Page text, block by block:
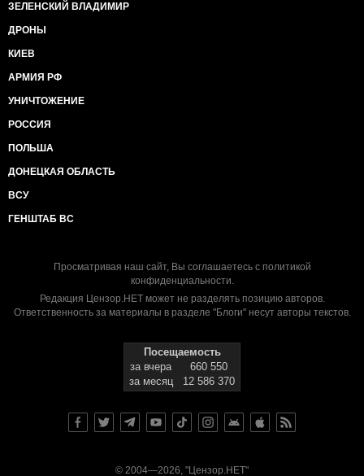
ЗЕЛЕНСКИЙ ВЛАДИМИР
ДРОНЫ
КИЕВ
АРМИЯ РФ
УНИЧТОЖЕНИЕ
РОССИЯ
ПОЛЬША
ДОНЕЦКАЯ ОБЛАСТЬ
ВСУ
ГЕНШТАБ ВС
Просматривая наш сайт, Вы соглашаетесь с политикой
конфиденциальности.
Редакция Цензор.НЕТ может не разделять позицию авторов.
Ответственность за материалы в разделе "Блоги" несут авторы текстов.
Посещаемость
за вчера
660 550
за месяц
12 586 370
© 2004—2026, "Цензор.НЕТ"